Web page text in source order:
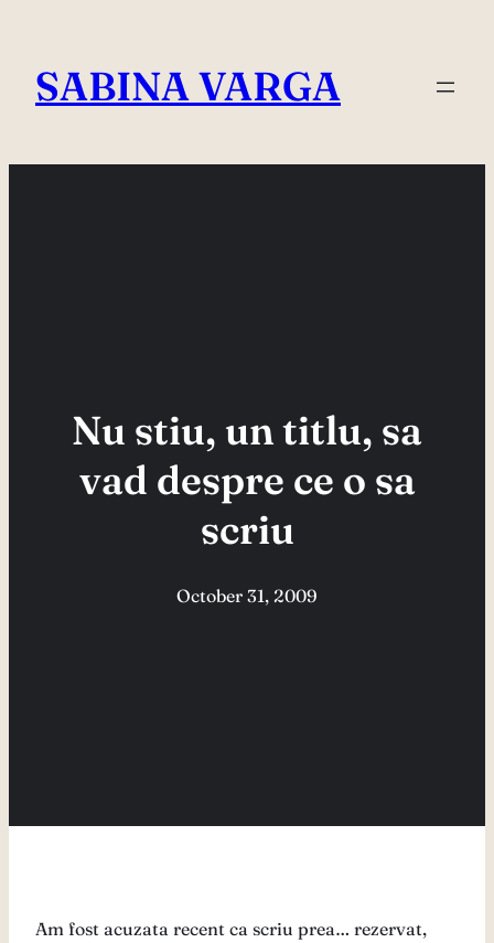
content
SABINA VARGA
Nu stiu, un titlu, sa
vad despre ce o sa
scriu
October 31, 2009
Am fost acuzata recent ca scriu prea… rezervat,